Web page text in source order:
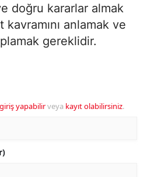
doğru kararlar almak
anlamak ve
gereklidir.
giriş yapabilirveya kayıt olabilirsiniz.